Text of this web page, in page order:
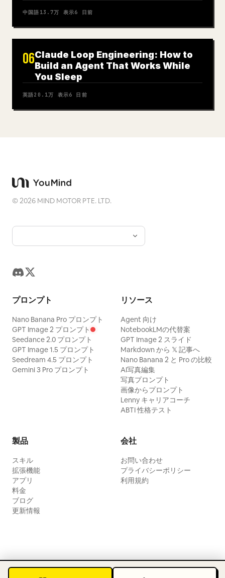
中国語 13.7万 表示6 日前
06Claude Loop Engineering: How to
Build an Agent That Works While
You Sleep
英語20.1万 表示6 日前
©2026 MIND MOTOR PTE. LTD.
プロンプト
Nano Banana Pro プロンプト
GPT Image 2 プロンプト
Seedance 2.0 プロンプト
GPT Image 1.5 プロンプト
Seedream 4.5 プロンプト
Gemini 3 Pro プロンプト
リソース
Agent 向け
NotebookLMの代替案
GPT Image 2 スライド
Markdown から 𝕏 記事へ
Nano Banana 2 と Pro の比較
AI写真編集
写真プロンプト
画像からプロンプト
Lenny キャリアコーチ
ABTI 性格テスト
製品
スキル
拡張機能
アプリ
料金
ブログ
更新情報
会社
お問い合わせ
プライバシーポリシー
利用規約